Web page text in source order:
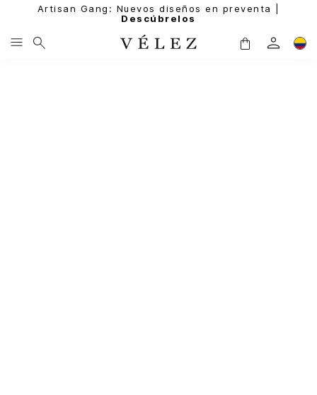
Artisan Gang: Nuevos diseños en preventa |
Descúbrelos